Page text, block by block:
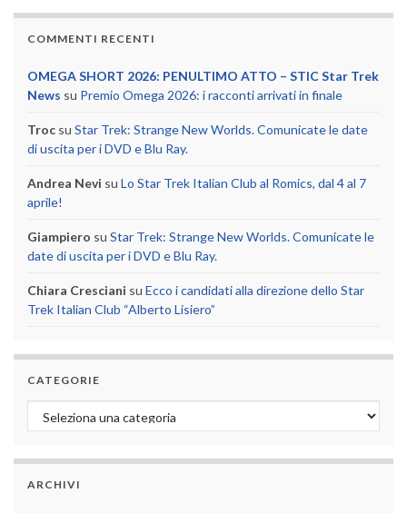
COMMENTI RECENTI
OMEGA SHORT 2026: PENULTIMO ATTO – STIC Star Trek
News su Premio Omega 2026: i racconti arrivati in finale
Troc su Star Trek: Strange New Worlds. Comunicate le date
di uscita per i DVD e Blu Ray.
Andrea Nevi su Lo Star Trek Italian Club al Romics, dal 4 al 7
aprile!
Giampiero su Star Trek: Strange New Worlds. Comunicate le
date di uscita per i DVD e Blu Ray.
Chiara Cresciani su Ecco i candidati alla direzione dello Star
Trek Italian Club “Alberto Lisiero”
CATEGORIE
Categorie
ARCHIVI